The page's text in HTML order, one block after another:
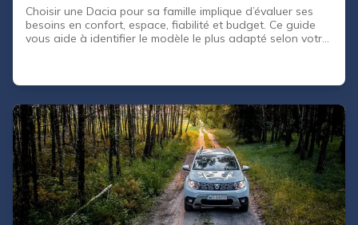
Choisir une Dacia pour sa famille implique d’évaluer ses
besoins en confort, espace, fiabilité et budget. Ce guide
vous aide à identifier le modèle le plus adapté selon votre